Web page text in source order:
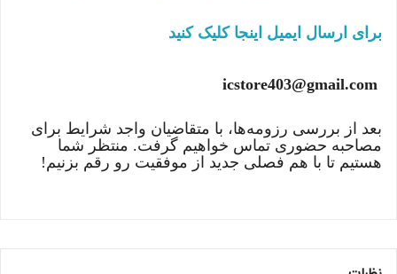
برای ارسال ایمیل اینجا کلیک کنید
icstore403@gmail.com
بعد از بررسی رزومه‌ها، با متقاضیان واجد شرایط برای
مصاحبه حضوری تماس خواهیم گرفت. منتظر شما
هستیم تا با هم فصلی جدید از موفقیت رو رقم بزنیم!